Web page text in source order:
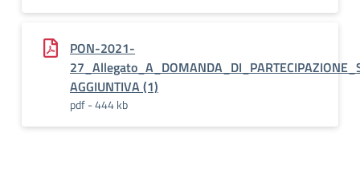
PON-2021-
AGGIUNTIVA (1)
pdf - 444 kb